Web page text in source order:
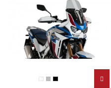
Przezroczysty (W)
Lekko przyciemniany (H)
Czarny (N)